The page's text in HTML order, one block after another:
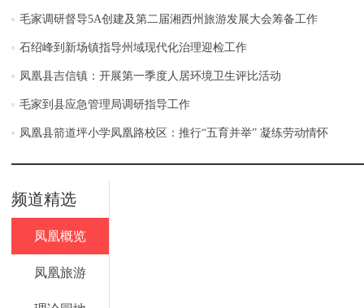
毛家调研督导5A创建及第二届湘西州旅游发展大会筹备工作
石绍峰到新场镇指导州域现代化治理迎检工作
凤凰县吉信镇：开展第一季度人居环境卫生评比活动
毛家到县应急管理局调研指导工作
凤凰县箭道坪小学凤凰路校区：推行“五育并举” 凝练劳动情怀
频道精选
凤凰概览
凤凰旅游